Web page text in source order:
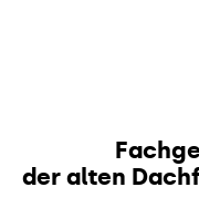
der alten